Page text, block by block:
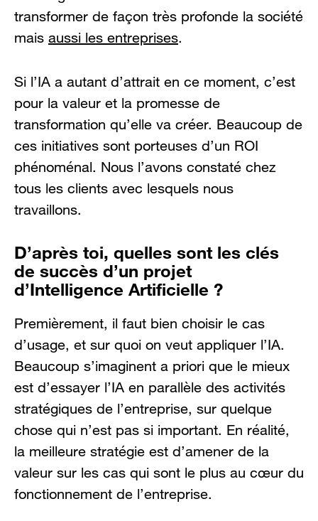
transformer de façon très profonde la société
mais aussi les entreprises.
Si l’IA a autant d’attrait en ce moment, c’est
pour la valeur et la promesse de
transformation qu’elle va créer. Beaucoup de
ces initiatives sont porteuses d’un ROI
phénoménal. Nous l’avons constaté chez
tous les clients avec lesquels nous
travaillons.
D’après toi, quelles sont les clés
de succès d’un projet
d’Intelligence Artificielle ?
Premièrement, il faut bien choisir le cas
d’usage, et sur quoi on veut appliquer l’IA.
Beaucoup s’imaginent a priori que le mieux
est d’essayer l’IA en parallèle des activités
stratégiques de l’entreprise, sur quelque
chose qui n’est pas si important. En réalité,
la meilleure stratégie est d’amener de la
valeur sur les cas qui sont le plus au cœur du
fonctionnement de l’entreprise.